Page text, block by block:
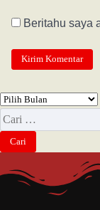
Beritahu saya